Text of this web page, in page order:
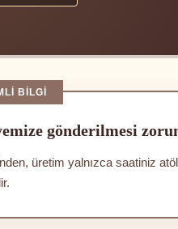
BILGI
gönderilmesi
üretim yalnızca saatiniz